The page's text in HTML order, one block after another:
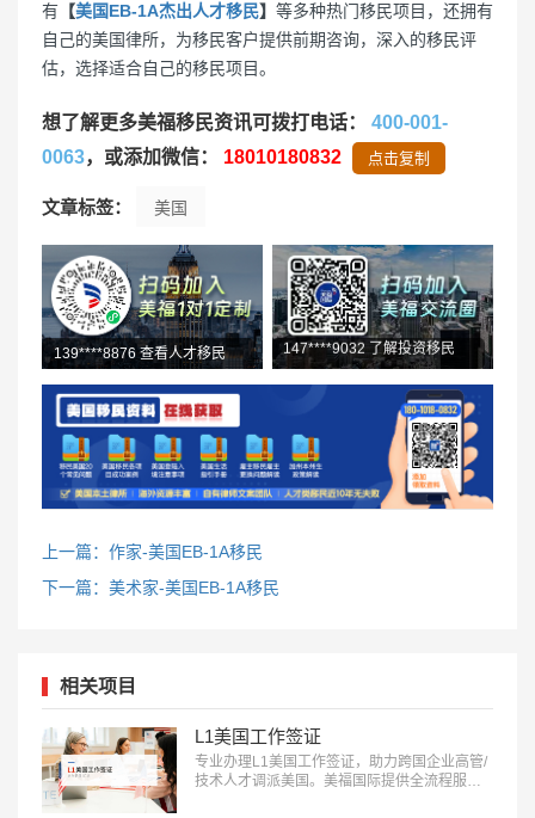
有 【美国EB-1A杰出人才移民】 等多种热门移民项目，还拥有
自己的美国律所，为移民客户提供前期咨询，深入的移民评
估，选择适合自己的移民项目。
想了解更多美福移民资讯可拨打电话： 400-001-
0063，或添加微信： 18010180832 点击复制
文章标签： 美国
139****8876 查看人才移民
138****4721 加入了交流群
147****9032 了解投资移民
上一篇：作家-美国EB-1A移民
下一篇：美术家-美国EB-1A移民
相关项目
L1美国工作签证
专业办理L1美国工作签证，助力跨国企业高管/
技术人才调派美国。美福国际提供全流程服